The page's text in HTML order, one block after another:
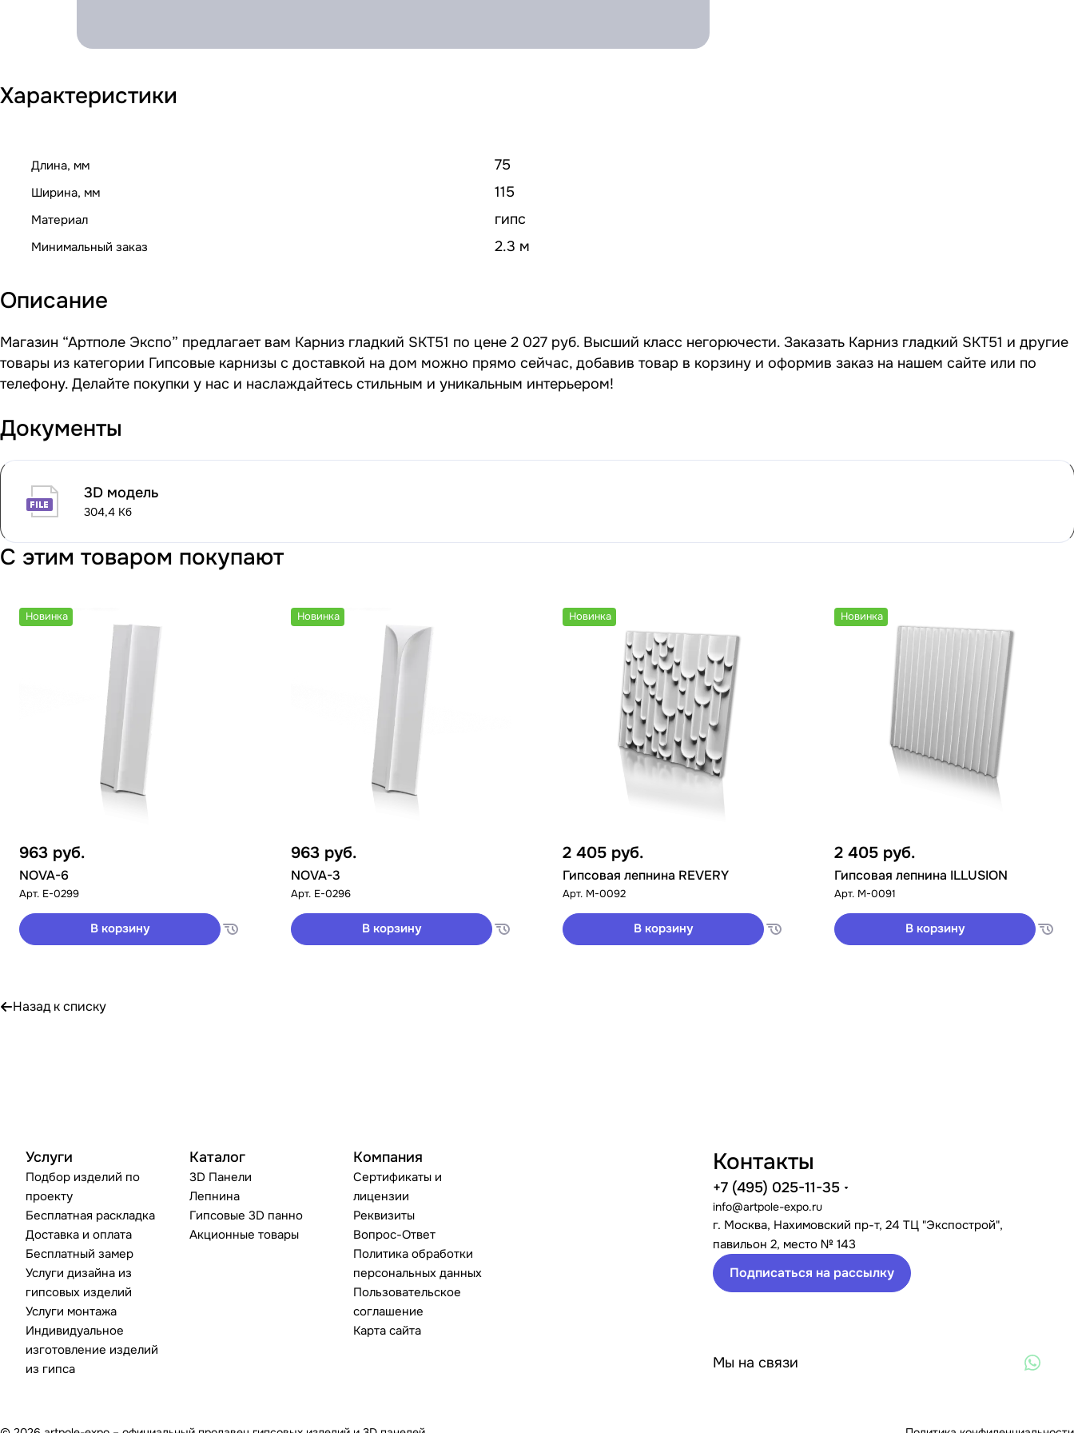
Характеристики
Длина, мм 75
Ширина, мм 115
Материал гипс
Минимальный заказ 2.3 м
Описание
Магазин “Артполе Экспо” предлагает вам Карниз гладкий SKT51 по цене 2 027 руб. Высший класс негорючести. Заказать Карниз гладкий SKT51 и другие
товары из категории Гипсовые карнизы с доставкой на дом можно прямо сейчас, добавив товар в корзину и оформив заказ на нашем сайте или по
телефону. Делайте покупки у нас и наслаждайтесь стильным и уникальным интерьером!
Документы
3D модель
304,4 Кб
С этим товаром покупают
Новинка
963 руб.
NOVA-6
Арт. E-0299
В корзину
Новинка
963 руб.
NOVA-3
Арт. E-0296
В корзину
Новинка
2 405 руб.
Гипсовая лепнина REVERY
Арт. M-0092
В корзину
Новинка
2 405 руб.
Гипсовая лепнина ILLUSION
Арт. M-0091
В корзину
Назад к списку
Услуги
Подбор изделий по
проекту
Бесплатная раскладка
Доставка и оплата
Бесплатный замер
Услуги дизайна из
гипсовых изделий
Услуги монтажа
Индивидуальное
изготовление изделий
из гипса
Каталог
3D Панели
Лепнина
Гипсовые 3D панно
Акционные товары
Компания
Сертификаты и
лицензии
Реквизиты
Вопрос-Ответ
Политика обработки
персональных данных
Пользовательское
соглашение
Карта сайта
Контакты
+7 (495) 025-11-35
info@artpole-expo.ru
г. Москва, Нахимовский пр-т, 24 ТЦ "Экспострой",
павильон 2, место № 143
Подписаться на рассылку
Мы на связи